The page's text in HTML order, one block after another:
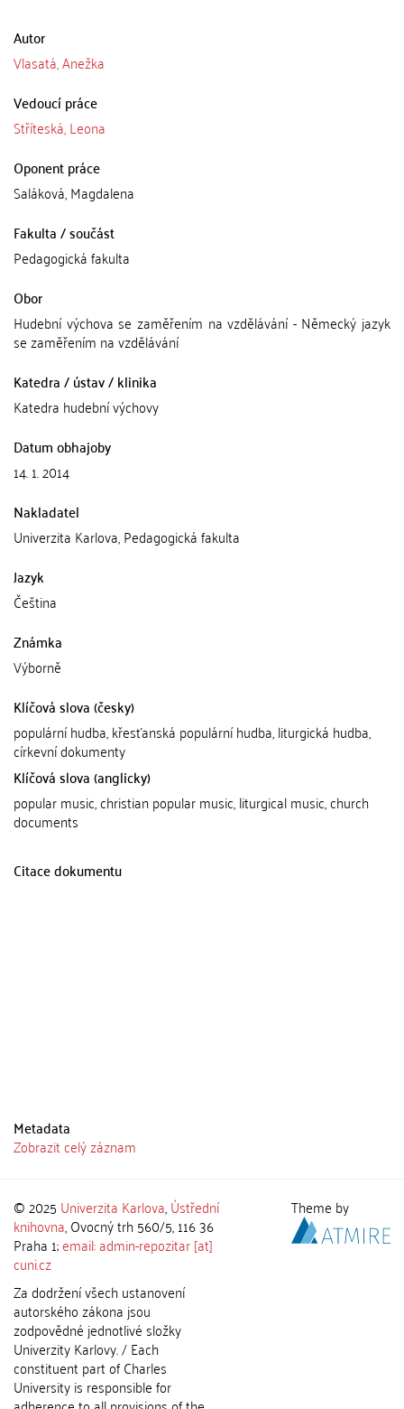
Autor
Vlasatá, Anežka
Vedoucí práce
Stříteská, Leona
Oponent práce
Saláková, Magdalena
Fakulta / součást
Pedagogická fakulta
Obor
Hudební výchova se zaměřením na vzdělávání - Německý jazyk
se zaměřením na vzdělávání
Katedra / ústav / klinika
Katedra hudební výchovy
Datum obhajoby
14. 1. 2014
Nakladatel
Univerzita Karlova, Pedagogická fakulta
Jazyk
Čeština
Známka
Výborně
Klíčová slova (česky)
populární hudba, křesťanská populární hudba, liturgická hudba,
církevní dokumenty
Klíčová slova (anglicky)
popular music, christian popular music, liturgical music, church
documents
Citace dokumentu
Metadata
Zobrazit celý záznam
© 2025 Univerzita Karlova,Ústřední
knihovna, Ovocný trh 560/5, 116 36
Praha 1;email: admin-repozitar [at]
cuni.cz
Za dodržení všech ustanovení
autorského zákona jsou
zodpovědné jednotlivé složky
Univerzity Karlovy. / Each
constituent part of Charles
University is responsible for
Theme by